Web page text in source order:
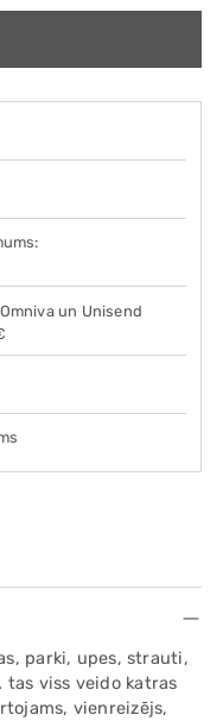
un Unisend
parki, upes, strauti,
viss veido katras
vienreizējs,